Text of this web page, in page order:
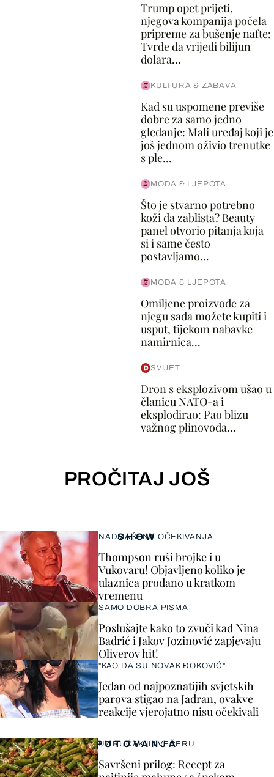
Trump opet prijeti,
njegova kompanija počela
pripreme za bušenje nafte:
Tvrde da vrijedi bilijun
dolara...
KULTURA & ZABAVA
Kad su uspomene previše
dobre za samo jedno
gledanje: Mali uređaj koji je
još jednom oživio trenutke
s ple...
MODA & LJEPOTA
Što je stvarno potrebno
koži da zablista? Beauty
panel otvorio pitanja koja
si i same često
postavljamo...
MODA & LJEPOTA
Omiljene proizvode za
njegu sada možete kupiti i
usput, tijekom nabavke
namirnica...
SVIJET
Dron s eksplozivom ušao u
članicu NATO-a i
eksplodirao: Pao blizu
važnog plinovoda...
PROČITAJ JOŠ
SHOW
NADMAŠENA OČEKIVANJA
Thompson ruši brojke i u
Vukovaru! Objavljeno koliko je
ulaznica prodano u kratkom
vremenu
SAMO DOBRA PISMA
Poslušajte kako to zvuči kad Nina
Badrić i Jakov Jozinović zapjevaju
Oliverov hit!
"KAO DA SU NOVAK ĐOKOVIĆ"
Jedan od najpoznatijih svjetskih
parova stigao na Jadran, ovakve
reakcije vjerojatno nisu očekivali
PUTOVANJA
UZ RUČAK ILI VEČERU
Savršeni prilog: Recept za